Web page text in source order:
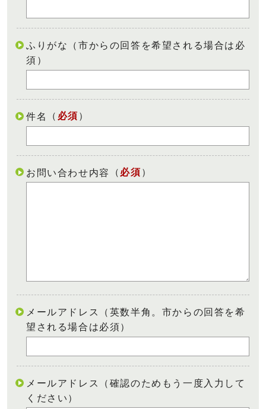
ふりがな（市からの回答を希望される場合は必
須）
件名 （ 必須 ）
お問い合わせ内容 （ 必須 ）
メールアドレス（英数半角。市からの回答を希
望される場合は必須）
メールアドレス（確認のためもう一度入力して
ください）